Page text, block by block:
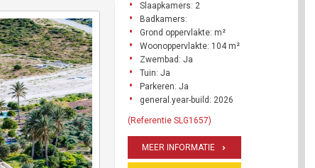
Slaapkamers: 2
Badkamers:
Grond oppervlakte: m²
Woonoppervlakte: 104 m²
Zwembad: Ja
Tuin: Ja
Parkeren: Ja
general.year-build: 2026
(Referentie SLG1657)
MEER INFORMATIE